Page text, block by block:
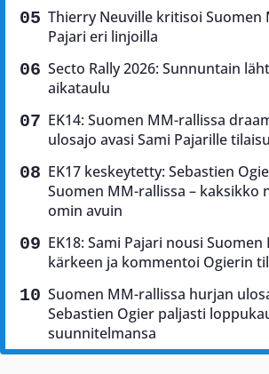
Thierry Neuville kritisoi Suomen
Pajari eri linjoilla
Secto Rally 2026: Sunnuntain
aikataulu
EK14: Suomen MM-rallissa
ulosajo avasi Sami Pajarille
EK17 keskeytetty: Sebastien
Suomen MM-rallissa – kaksikko
omin avuin
EK18: Sami Pajari nousi
kärkeen ja kommentoi Ogierin
Suomen MM-rallissa hurjan
Sebastien Ogier paljasti
suunnitelmansa